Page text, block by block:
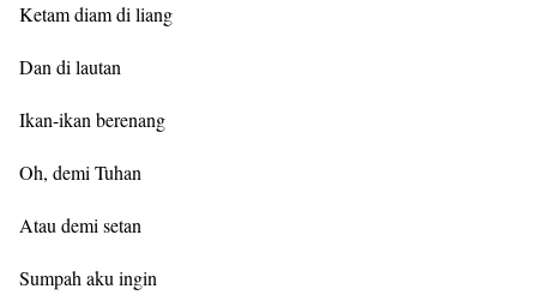
Ketam diam di liang
Dan di lautan
Ikan-ikan berenang
Oh, demi Tuhan
Atau demi setan
Sumpah aku ingin